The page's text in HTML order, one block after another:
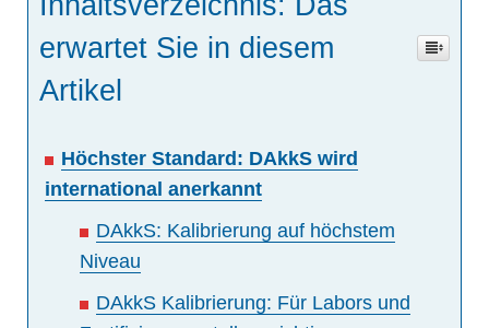
erwartet Sie in diesem
Artikel
Höchster Standard: DAkkS wird
international anerkannt
DAkkS: Kalibrierung auf höchstem
Niveau
DAkkS Kalibrierung: Für Labors und